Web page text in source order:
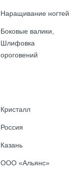
Наращивание ногтей
Боковые валики,
Шлифовка
ороговений
Кристалл
Россия
Казань
ООО «Альянс»